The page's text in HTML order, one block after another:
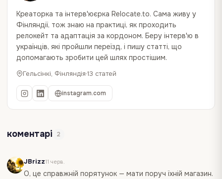
Креаторка та інтерв'юєрка Relocate.to. Сама живу у
Фінляндії, тож знаю на практиці, як проходить
релокейт та адаптація за кордоном. Беру інтерв'ю в
українців, які пройшли переїзд, і пишу статті, що
допомагають зробити цей шлях простішим.
Гельсінкі, Фінляндія 13 статей
instagram.com
коментарі 2
JBrizz11 черв.
О, це справжній порятунок — мати поруч їхній магазин.